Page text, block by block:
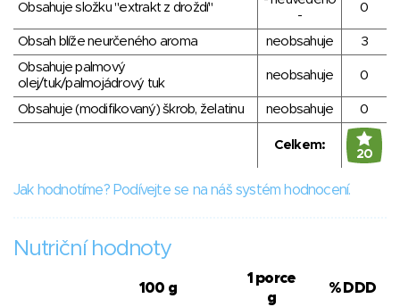
Obsahuje složku "extrakt z droždí"
-
0
Obsah blíže neurčeného aroma neobsahuje
3
Obsahuje palmový
olej/tuk/palmojádrový tuk
neobsahuje 0
Obsahuje (modifikovaný) škrob, želatinu neobsahuje 0
Celkem:
20
Jak hodnotíme? Podívejte se na náš systém hodnocení.
Nutriční hodnoty
100 g
1 porce
g
% DDD